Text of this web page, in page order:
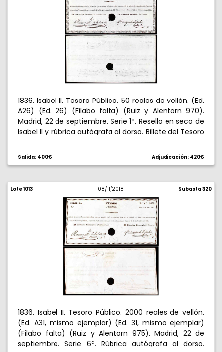
1836. Isabel II. Tesoro Público. 50 reales de vellón. (Ed.
A26) (Ed. 26) (Filabo falta) (Ruiz y Alentorn 970).
Madrid, 22 de septiembre. Serie 1ª. Resello en seco de
Isabel II y rúbrica autógrafa al dorso. Billete del Tesoro
mitad de toda clase de derechos y contribuciones
públicas, según la Real Orden circular de 19 del
Salida: 400€ Adjudicación: 420€
Lote 1013 08/11/2018 Subasta 320
1836. Isabel II. Tesoro Público. 2000 reales de vellón.
(Ed. A31, mismo ejemplar) (Ed. 31, mismo ejemplar)
(Filabo falta) (Ruiz y Alentorn 975). Madrid, 22 de
septiembre. Serie 6ª. Rúbrica autógrafa al dorso.